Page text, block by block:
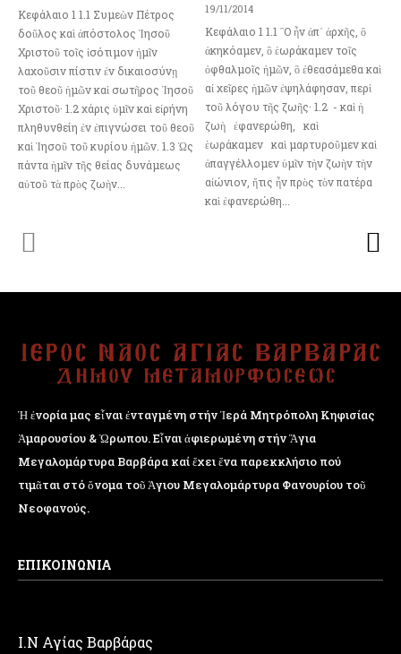
Κεφάλαιο 1 1.1 Συμεὼν Πέτρος
δοῦλος καὶ ἀπόστολος Ἰησοῦ
Χριστοῦ τοῖς ἰσότιμον ἡμῖν
λαχοῦσιν πίστιν ἐν δικαιοσύνῃ
τοῦ θεοῦ ἡμῶν καὶ σωτῆρος Ἰησοῦ
Χριστοῦ· 1.2 χάρις ὑμῖν καὶ εἰρήνη
πληθυνθείη ἐν ἐπιγνώσει τοῦ θεοῦ
καὶ Ἰησοῦ τοῦ κυρίου ἡμῶν. 1.3 Ὡς
πάντα ἡμῖν τῆς θείας δυνάμεως
αὐτοῦ τὰ πρὸς ζωὴν...
19/11/2014
Κεφάλαιο 1 1.1 ῝Ο ἦν ἀπ᾿ ἀρχῆς, ὃ
ἀκηκόαμεν, ὃ ἑωράκαμεν τοῖς
ὀφθαλμοῖς ἡμῶν, ὃ ἐθεασάμεθα καὶ
αἱ χεῖρες ἡμῶν ἐψηλάφησαν, περὶ
τοῦ λόγου τῆς ζωῆς· 1.2 - καὶ ἡ
ζωὴ ἐφανερώθη, καὶ
ἑωράκαμεν καὶ μαρτυροῦμεν καὶ
ἀπαγγέλλομεν ὑμῖν τὴν ζωὴν τὴν
αἰώνιον, ἥτις ἦν πρὸς τὸν πατέρα
καὶ ἐφανερώθη...
Ἡ ἐνορία μας εἶναι ἐνταγμένη στήν Ἱερά Μητρόπολη Κηφισίας
Ἁμαρουσίου & Ὠρωπου. Εἶναι ἀφιερωμένη στήν Ἅγια
Μεγαλομάρτυρα Βαρβάρα καί ἔχει ἕνα παρεκκλήσιο πού
τιμᾶται στό ὄνομα τοῦ Ἁγιου Μεγαλομάρτυρα Φανουρίου τοῦ
Νεοφανούς.
ΕΠΙΚΟΙΝΩΝΙΑ
Ι.Ν Αγίας Βαρβάρας